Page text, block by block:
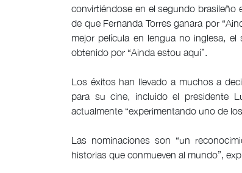
convirtiéndose en el segundo brasileño
de que Fernanda Torres ganara por
mejor película en lengua no inglesa,
obtenido por “Ainda estou aquí”.
Los éxitos han llevado a muchos a
para su cine, incluido el presidente
actualmente “experimentando uno de
Las nominaciones son “un
historias que conmueven al mundo”,